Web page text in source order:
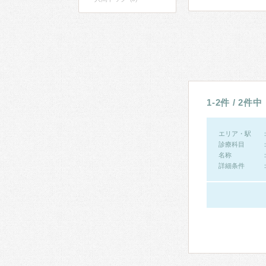
1-2件 / 2件中
エリア・駅
診療科目
名称
詳細条件